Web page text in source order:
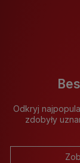
Odkryj
zdobyły